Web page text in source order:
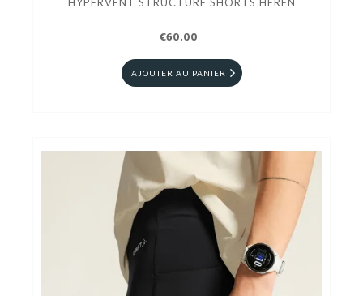
€60.00
AJOUTER AU PANIER